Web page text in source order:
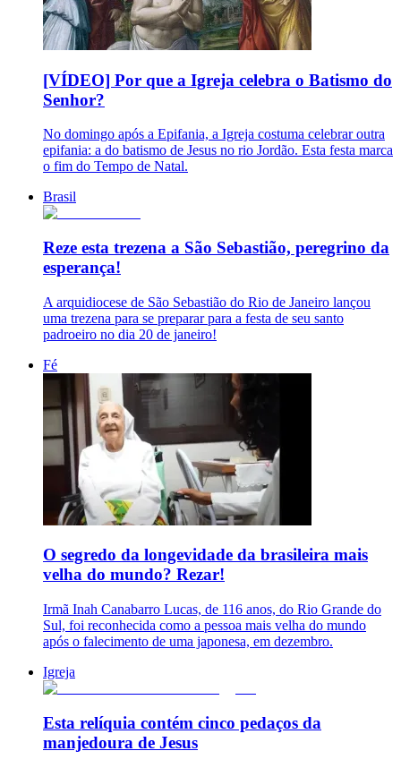
[VÍDEO] Por que a Igreja celebra o Batismo do
Senhor?
No domingo após a Epifania, a Igreja costuma celebrar outra
epifania: a do batismo de Jesus no rio Jordão. Esta festa marca
o fim do Tempo de Natal.
Brasil
Reze esta trezena a São Sebastião, peregrino da
esperança!
A arquidiocese de São Sebastião do Rio de Janeiro lançou
uma trezena para se preparar para a festa de seu santo
padroeiro no dia 20 de janeiro!
Fé
O segredo da longevidade da brasileira mais
velha do mundo? Rezar!
Irmã Inah Canabarro Lucas, de 116 anos, do Rio Grande do
Sul, foi reconhecida como a pessoa mais velha do mundo
após o falecimento de uma japonesa, em dezembro.
Igreja
Esta relíquia contém cinco pedaços da
manjedoura de Jesus